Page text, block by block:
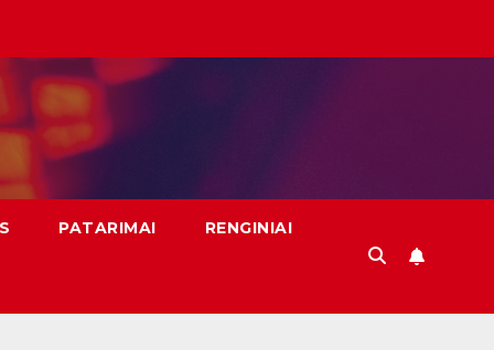
PATARIMAI RENGINIAI